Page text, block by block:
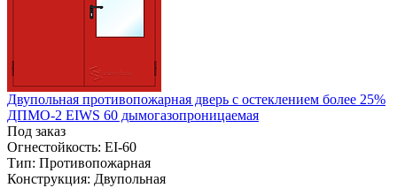
Двупольная противопожарная дверь с остеклением более 25%
ДПМО-2 EIWS 60 дымогазопроницаемая
Под заказ
Огнестойкость: EI-60
Тип: Противопожарная
Конструкция: Двупольная